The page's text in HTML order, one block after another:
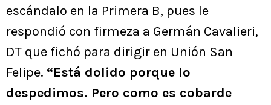
escándalo en la Primera B, pues le
respondió con firmeza a Germán Cavalieri,
DT que fichó para dirigir en Unión San
Felipe. “Está dolido porque lo
despedimos. Pero como es cobarde